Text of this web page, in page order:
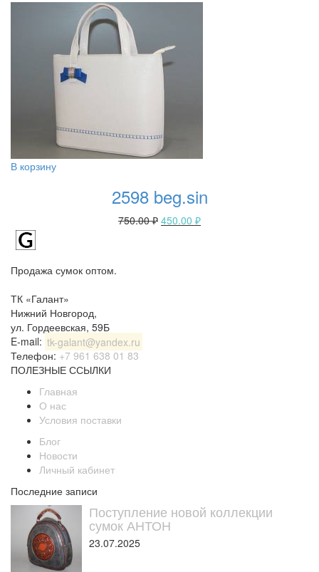
В корзину
2598 beg.sin
750.00₽ 450.00 ₽
Продажа сумок оптом.
ТК «Галант»
Нижний Новгород,
ул. Гордеевская, 59Б
E-mail: tk-galant@yandex.ru
Телефон: +7 961 638 01 83
ПОЛЕЗНЫЕ ССЫЛКИ
Главная
О нас
Условия поставки
Блог
Новости
Личный кабинет
Последние записи
Поступление новой коллекции
сумок АНТОН
23.07.2025